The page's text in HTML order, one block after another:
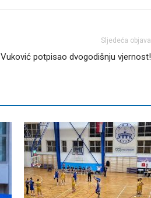
Sljedeća objava
Vuković potpisao dvogodišnju vjernost!